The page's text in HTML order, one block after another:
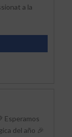
a la
Esperamos
del año 🎉